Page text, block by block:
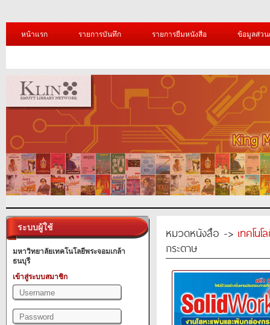
หน้าแรก รายการบันทึก รายการยืมหนังสือ ข้อมูลส่ว
ระบบผู้ใช้
มหาวิทยาลัยเทคโนโลยีพระจอมเกล้า
ธนบุรี
เข้าสู่ระบบสมาชิก
หมวดหนังสือ -> เทคโน
กระดาษ